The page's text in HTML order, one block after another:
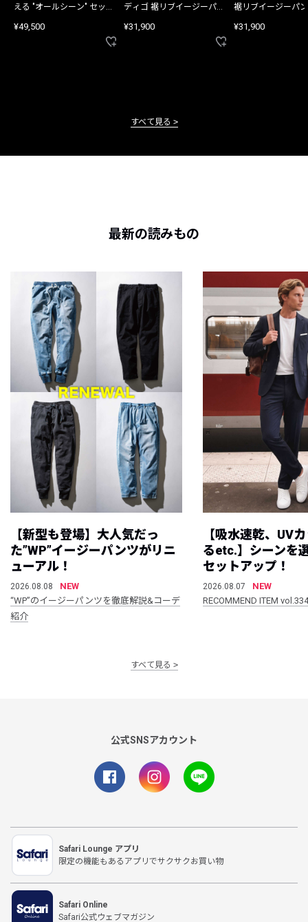
える "オールシーン" セット
¥49,500
ディゴ 裾リブイージーパン
¥31,900
裾リブイージーパ
¥31,900
すべて見る
最新の読みもの
【新型も登場】大人気だっ
た”WP”イージーパンツがリニ
ューアル！
2026.08.08
NEW
“WP”のイージーパンツを徹底解説&コーデ
紹介
【吸水速乾、UV
るetc.】シーンを
セットアップ！
2026.08.07
NEW
RECOMMEND ITEM vol.334
すべて見る
公式SNSアカウント
Safari Lounge アプリ
限定の機能もあるアプリでサクサクお買い物
Safari Online
Safari公式ウェブマガジン